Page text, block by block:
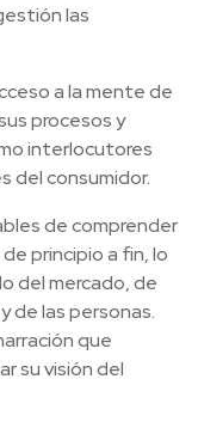
las
a la mente de
procesos y
interlocutores
del consumidor.
de comprender
principio a fin, lo
del mercado, de
de las personas.
que
su visión del